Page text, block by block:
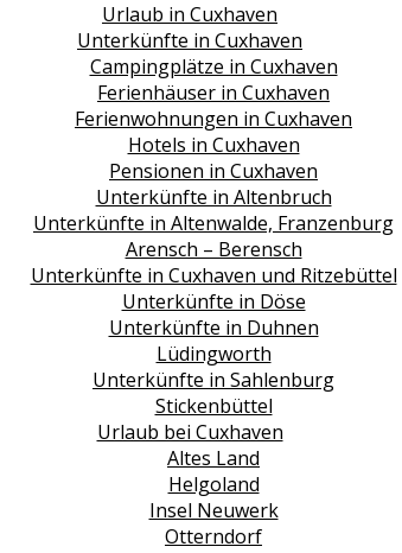
Urlaub in Cuxhaven
Unterkünfte in Cuxhaven
Campingplätze in Cuxhaven
Ferienhäuser in Cuxhaven
Ferienwohnungen in Cuxhaven
Hotels in Cuxhaven
Pensionen in Cuxhaven
Unterkünfte in Altenbruch
Unterkünfte in Altenwalde, Franzenburg
Arensch – Berensch
Unterkünfte in Cuxhaven und Ritzebüttel
Unterkünfte in Döse
Unterkünfte in Duhnen
Lüdingworth
Unterkünfte in Sahlenburg
Stickenbüttel
Urlaub bei Cuxhaven
Altes Land
Helgoland
Insel Neuwerk
Otterndorf